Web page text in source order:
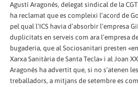
Agustí Aragonés, delegat sindical de la
ha reclamat que es compleixi l’acord de
pel qual l’ICS havia d’absorbir l’empresa
duplicitats en serveis com ara l’empresa
bugaderia, que al Sociosanitari presten
Xarxa Sanitària de Santa Tecla» i al Joan
Aragonés ha advertit que, si no s’atenen
treballadors, a mitjans de setembre es